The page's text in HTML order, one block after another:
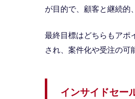
が目的で、顧客と継続的
最終目標はどちらもアポ
され、案件化や受注の可
インサイドセー